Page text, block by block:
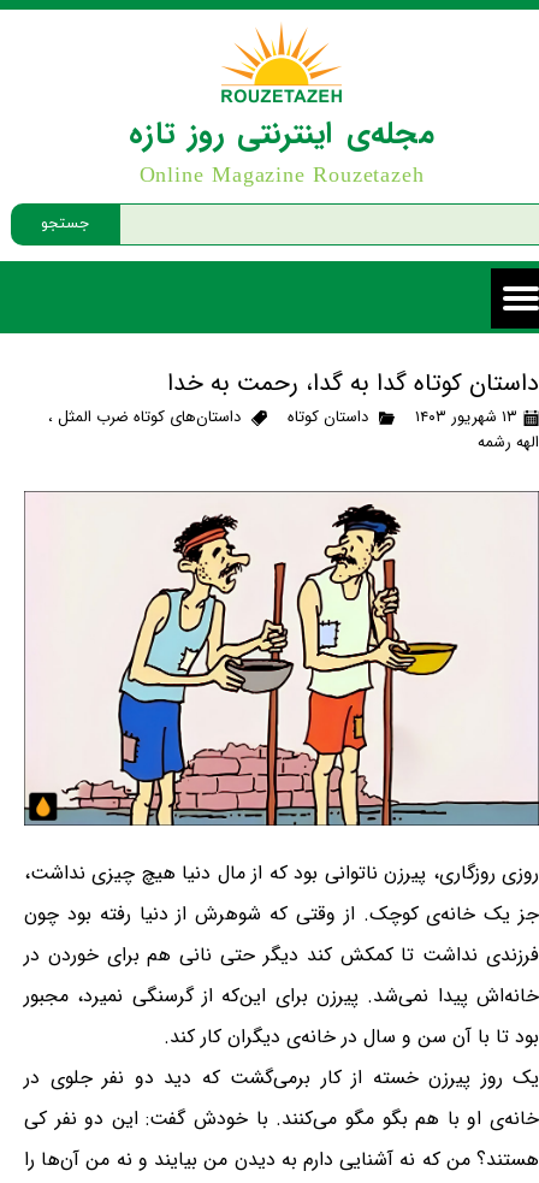
جستجو
مجله‌ی اینترنتی روز تازه
Online Magazine Rouzetazeh
داستان کوتاه گدا به گدا، رحمت به خدا
۱۳ شهریور ۱۴۰۳ داستان کوتاه داستان‌های کوتاه ضرب المثل،
الهه رشمه
روزی روزگاری، پیرزن ناتوانی بود که از مال دنیا هیچ چیزی نداشت،
جز یک خانه‌ی کوچک. از وقتی که شوهرش از دنیا رفته بود چون
فرزندی نداشت تا کمکش کند دیگر حتی نانی هم برای خوردن در
خانه‌اش پیدا نمی‌شد. پیرزن برای این‌که از گرسنگی نمیرد، مجبور
بود تا با آن سن و سال در خانه‌ی دیگران کار کند.
یک روز پیرزن خسته از کار برمی‌گشت که دید دو نفر جلوی در
خانه‌ی او با هم بگو مگو می‌کنند. با خودش گفت: این دو نفر کی
هستند؟ من که نه آشنایی دارم به دیدن من بیایند و نه من آن‌ها را